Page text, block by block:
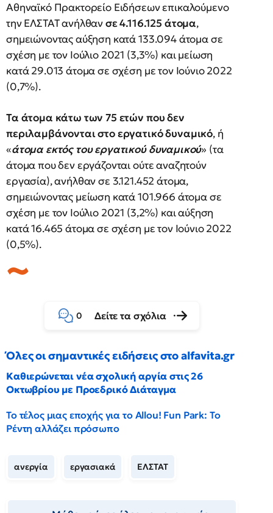
Αθηναϊκό Πρακτορείο Ειδήσεων επικαλούμενο
την ΕΛΣΤΑΤ ανήλθανσε 4.116.125 άτομα,
σημειώνοντας αύξηση κατά 133.094 άτομα σε
σχέση με τον Ιούλιο 2021 (3,3%) και μείωση
κατά 29.013 άτομα σε σχέση με τον Ιούνιο 2022
(0,7%).
Τα άτομα κάτω των 75 ετών που δεν
περιλαμβάνονται στο εργατικό δυναμικό, ή
«άτομα εκτός του εργατικού δυναμικού» (τα
άτομα που δεν εργάζονται ούτε αναζητούν
εργασία), ανήλθαν σε 3.121.452 άτομα,
σημειώνοντας μείωση κατά 101.966 άτομα σε
σχέση με τον Ιούλιο 2021 (3,2%) και αύξηση
κατά 16.465 άτομα σε σχέση με τον Ιούνιο 2022
(0,5%).
0 Δείτε τα σχόλια
Όλες οι σημαντικές ειδήσεις στο alfavita.gr
Καθιερώνεται νέα σχολική αργία στις 26
Οκτωβρίου με Προεδρικό Διάταγμα
Το τέλος μιας εποχής για το Allou! Fun Park: Το
Ρέντη αλλάζει πρόσωπο
ανεργία εργασιακά ΕΛΣΤΑΤ